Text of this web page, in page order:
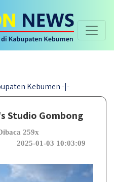
-|-
Studio Gombong
259x
2025-01-03 10:03:09